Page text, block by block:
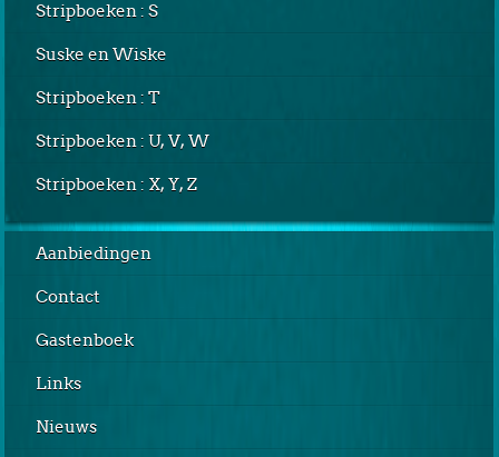
Stripboeken : S
Suske en Wiske
Stripboeken : T
Stripboeken : U, V, W
Stripboeken : X, Y, Z
Aanbiedingen
Contact
Gastenboek
Links
Nieuws